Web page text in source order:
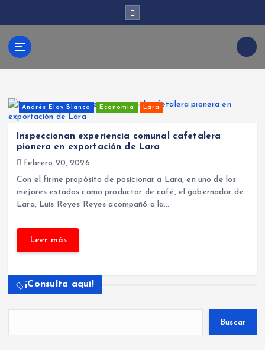
r
Kabud
ari
Andrés Eloy Blanco Economía Lara
Inspeccionan experiencia comunal cafetalera
pionera en exportación de Lara
febrero 20, 2026
Con el firme propósito de posicionar a Lara, en uno de los
mejores estados como productor de café, el gobernador de
Lara, Luis Reyes Reyes acompañó a la…
¡Consulta aquí!
Buscar